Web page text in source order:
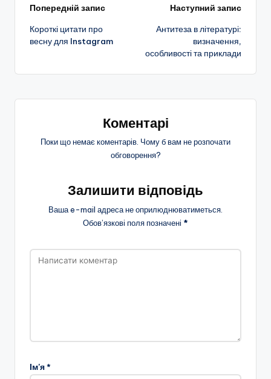
Навігація
по
Попередній запис
Короткі цитати про
весну для Instagram
Наступний запис
Антитеза в літературі:
визначення,
особливості та приклади
Коментарі
Поки що немає коментарів. Чому б вам не розпочати
обговорення?
Залишити відповідь
Ваша e-mail адреса не оприлюднюватиметься.
Обов’язкові поля позначені *
Ім'я*